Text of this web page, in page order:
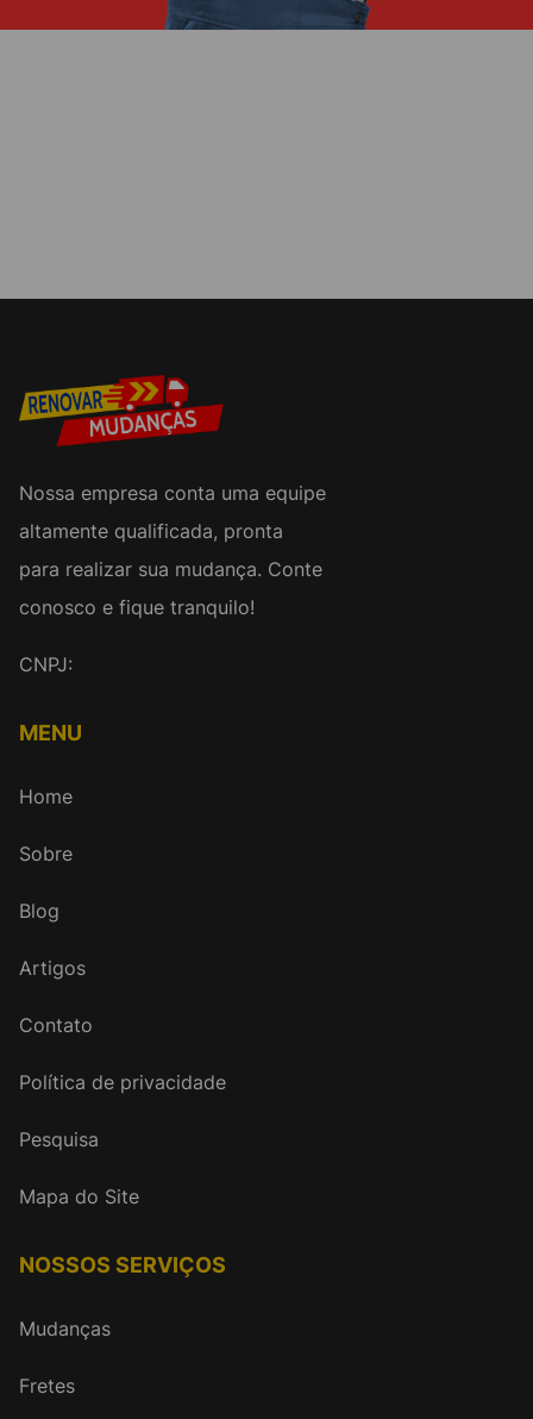
Nossa empresa conta uma equipe
altamente qualificada, pronta
para realizar sua mudança. Conte
conosco e fique tranquilo!
CNPJ:
MENU
Home
Sobre
Blog
Artigos
Contato
Política de privacidade
Pesquisa
Mapa do Site
NOSSOS SERVIÇOS
Mudanças
Fretes